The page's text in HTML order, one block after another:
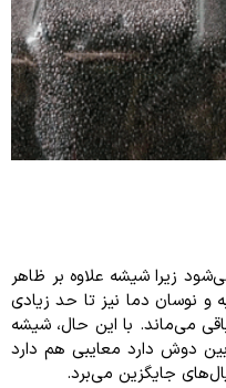
زیرا شیشه علاوه بر ظاهر
نوسان دما نیز تا حد زیادی
می‌ماند. با این حال، شیشه
دوش دارد معایبی هم دارد
جایگزین می‌برد.